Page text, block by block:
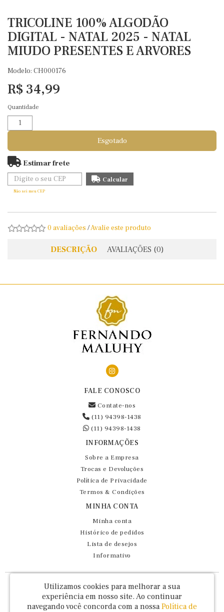
TRICOLINE 100% ALGODÃO
DIGITAL - NATAL 2025 - NATAL
MIUDO PRESENTES E ARVORES
Modelo: CH000176
R$ 34,99
Quantidade
Esgotado
Estimar frete
Não sei meu CEP
0 avaliações /Avalie este produto
DESCRIÇÃO AVALIAÇÕES (0)
FALE CONOSCO
Contate-nos
(11) 94398-1438
(11) 94398-1438
INFORMAÇÕES
Sobre a Empresa
Trocas e Devoluções
Política de Privacidade
Termos & Condições
MINHA CONTA
Minha conta
Histórico de pedidos
Lista de desejos
Informativo
Fernando Maluhy Cia Ltda - CNPJ: 60.458.825/0001-86
Rua Dr Euclydes da Cunha, 47 - Brás - São Paulo / SP - CEP 03016-030
Utilizamos cookies para melhorar a sua
experiência em nosso site. Ao continuar
navegando você concorda com a nossa Política de